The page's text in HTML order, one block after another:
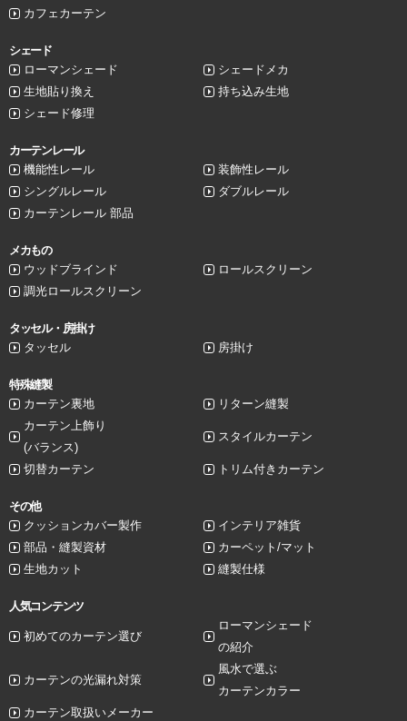
カフェカーテン
シェード
ローマンシェード
シェードメカ
生地貼り換え
持ち込み生地
シェード修理
カーテンレール
機能性レール
装飾性レール
シングルレール
ダブルレール
カーテンレール 部品
メカもの
ウッドブラインド
ロールスクリーン
調光ロールスクリーン
タッセル・房掛け
タッセル
房掛け
特殊縫製
カーテン裏地
リターン縫製
カーテン上飾り
(バランス)
スタイルカーテン
切替カーテン トリム付きカーテン
その他
クッションカバー製作
インテリア雑貨
部品・縫製資材
カーペット/マット
生地カット
縫製仕様
人気コンテンツ
初めてのカーテン選び
ローマンシェード
の紹介
カーテンの光漏れ対策
風水で選ぶ
カーテンカラー
カーテン取扱いメーカー